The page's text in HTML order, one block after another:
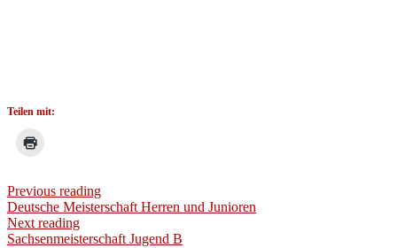
Teilen mit:
Previous reading
Deutsche Meisterschaft Herren und Junioren
Next reading
Sachsenmeisterschaft Jugend B